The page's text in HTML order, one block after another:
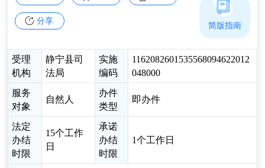
分享
受理
机构
静宁县司
法局
实施
编码
1162082601535568094622012
048000
服务
对象
自然人
办件
类型
即办件
法定
办结
时限
15个工作
日
承诺
办结
时限
1个工作日
简版指南